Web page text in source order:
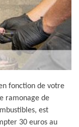
fonction de votre
ramonage de
est
30 euros au